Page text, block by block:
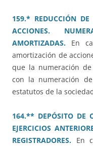
159.* REDUCCIÓN
ACCIONES.
AMORTIZADAS. En
amortización de
que la numeración de
con la numeración
estatutos de la
164.** DEPÓSITO DE
EJERCICIOS
REGISTRADORES. En